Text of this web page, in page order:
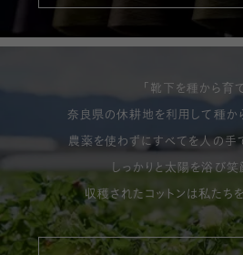
「靴下を種から育て
奈良県の休耕地を利用して種か
農薬を使わずにすべてを人の手
しっかりと太陽を浴び笑
収穫されたコットンは私たち